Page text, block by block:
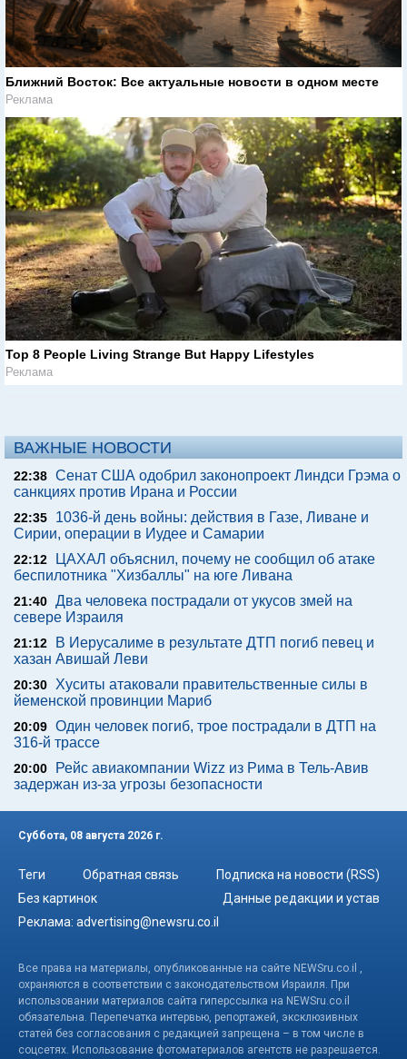
Ближний Восток: Все актуальные новости в одном месте
Реклама
Top 8 People Living Strange But Happy Lifestyles
Реклама
ВАЖНЫЕ НОВОСТИ
22:38 Сенат США одобрил законопроект Линдси Грэма о
санкциях против Ирана и России
22:35
1036-й день войны: действия в Газе, Ливане и
Сирии, операции в Иудее и Самарии
22:12
ЦАХАЛ объяснил, почему не сообщил об атаке
беспилотника "Хизбаллы" на юге Ливана
21:40 Два человека пострадали от укусов змей на
севере Израиля
21:12
В Иерусалиме в результате ДТП погиб певец и
хазан Авишай Леви
20:30 Хуситы атаковали правительственные силы в
йеменской провинции Мариб
20:09 Один человек погиб, трое пострадали в ДТП на
316-й трассе
20:00
Рейс авиакомпании Wizz из Рима в Тель-Авив
задержан из-за угрозы безопасности
Суббота, 08 августа 2026 г.
Теги Обратная связь
Подписка на новости (RSS)
Без картинок
Данные редакции и устав
Реклама: advertising@newsru.co.il
Все права на материалы, опубликованные на сайте NEWSru.co.il ,
охраняются в соответствии с законодательством Израиля. При
использовании материалов сайта гиперссылка на NEWSru.co.il
обязательна. Перепечатка интервью, репортажей, эксклюзивных
статей без согласования с редакцией запрещена – в том числе в
соцсетях. Использование фотоматериалов агентств не разрешается.